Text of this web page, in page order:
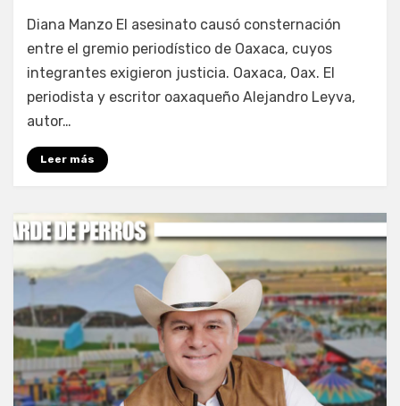
Fernando Miranda Servín
Diana Manzo El asesinato causó consternación
entre el gremio periodístico de Oaxaca, cuyos
integrantes exigieron justicia. Oaxaca, Oax. El
periodista y escritor oaxaqueño Alejandro Leyva,
autor…
Leer más